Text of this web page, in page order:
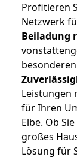
Profitieren
Netzwerk
Beiladung
Leistungen
für Ihren
Elbe. Ob
großes
Lösung für